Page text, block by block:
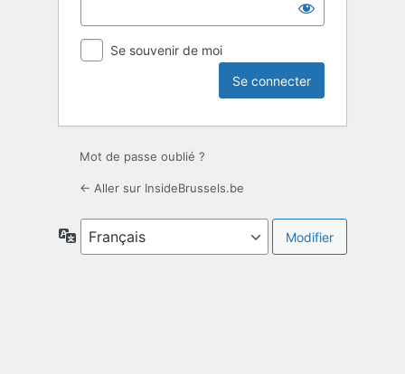
Se souvenir de moi
Mot de passe oublié ?
← Aller sur InsideBrussels.be
Langue